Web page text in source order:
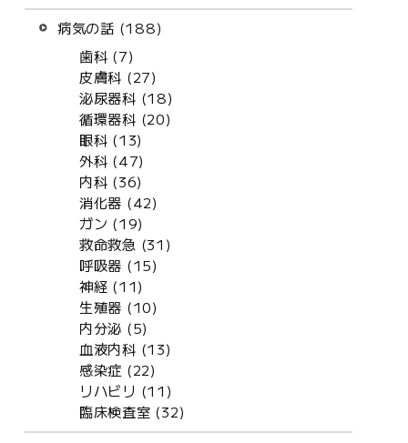
病気の話 (188)
歯科 (7)
皮膚科 (27)
泌尿器科 (18)
循環器科 (20)
眼科 (13)
外科 (47)
内科 (36)
消化器 (42)
ガン (19)
救命救急 (31)
呼吸器 (15)
神経 (11)
生殖器 (10)
内分泌 (5)
血液内科 (13)
感染症 (22)
リハビリ (11)
臨床検査室 (32)